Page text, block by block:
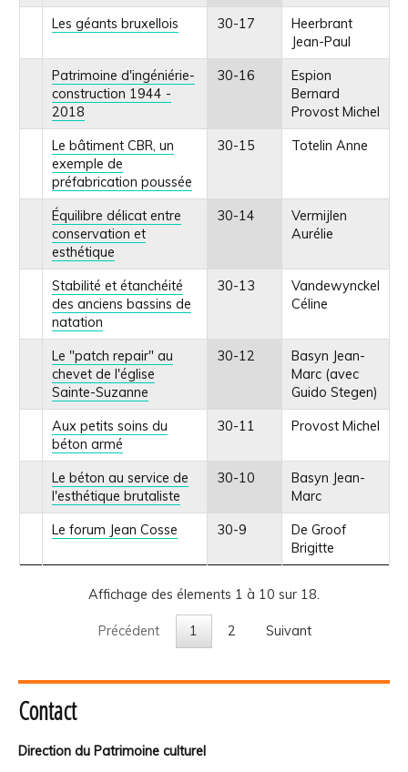
Les géants bruxellois 30-17
Heerbrant
Jean-Paul
Patrimoine d'ingéniérie-
construction 1944 -
2018
30-16
Espion
Bernard
Provost Michel
Le bâtiment CBR, un
exemple de
préfabrication poussée
30-15 Totelin Anne
Équilibre délicat entre
conservation et
esthétique
30-14
Vermijlen
Aurélie
Stabilité et étanchéité
des anciens bassins de
natation
30-13
Vandewynckel
Céline
Le "patch repair" au
chevet de l'église
Sainte-Suzanne
30-12
Basyn Jean-
Marc (avec
Guido Stegen)
Aux petits soins du
béton armé
30-11 Provost Michel
Le béton au service de
l'esthétique brutaliste
30-10
Basyn Jean-
Marc
Le forum Jean Cosse 30-9
De Groof
Brigitte
Affichage des élements 1 à 10 sur 18.
Précédent 1 2 Suivant
Contact
Direction du Patrimoine culturel